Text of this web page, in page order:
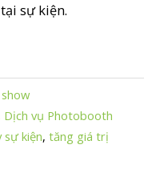
sự kiện.
show
Dịch vụ Photobooth
sự kiện,tăng giá trị